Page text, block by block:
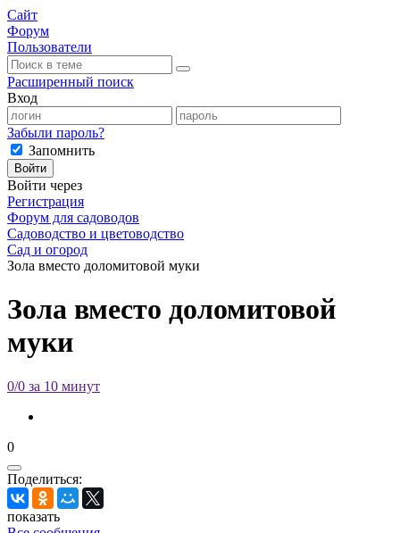
Сайт
Форум
Пользователи
Расширенный поиск
Вход
Забыли пароль?
Запомнить
Войти
Войти через
Регистрация
Форум для садоводов
Садоводство и цветоводство
Сад и огород
Зола вместо доломитовой муки
Зола вместо доломитовой
муки
0/0 за 10 минут
0
Поделиться:
показать